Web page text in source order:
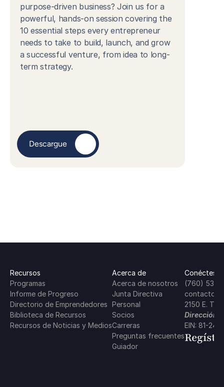
purpose-driven business? Join us for a
powerful, hands-on session covering the
10 essential steps every entrepreneur
needs to take to build, launch, and grow
a successful venture, from idea to long-
term strategy.
Descargue
Recursos
Programas
Informe de Progreso
Directorio de Emprendedores
Biblioteca de Recursos
Recursos de Noticias y Medios
Acerca de
Acerca de nosotros
Junta Directiva
Personal
Socios
Carreras
Preguntas frecuentes
Guiador
Conéctese
(760) 537-
2150 E.
Dirección
EIN: 81-